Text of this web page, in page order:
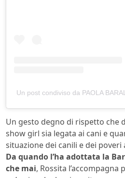
Un post condiviso da PAOLA
Un gesto degno di rispetto che
show girl sia legata ai cani e
situazione dei canili e dei
Da quando l’ha adottata la
che mai, Rossita